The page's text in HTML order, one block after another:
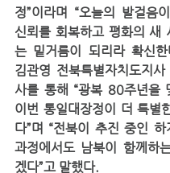
정”이라며 “오늘의 발걸음
신뢰를 회복하고 평화의 새
는 밑거름이 되리라 확신한
김관영 전북특별자치도지
사를 통해 “광복 80주년을
이번 통일대장정이 더 특별
다”며 “전북이 추진 중인 하
과정에서도 남북이 함께하
겠다”고 말했다.